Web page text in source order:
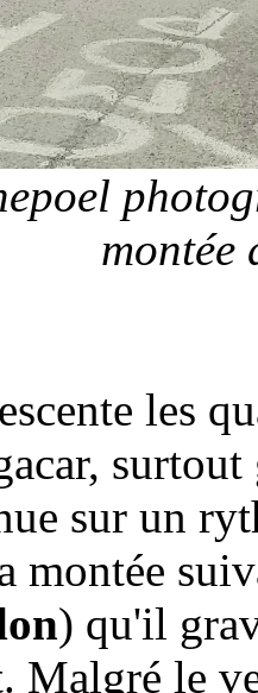
montée
les
sur un
montée
) qu'il
Malgré le